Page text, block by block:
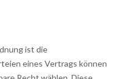
ist die
eines Vertrags können